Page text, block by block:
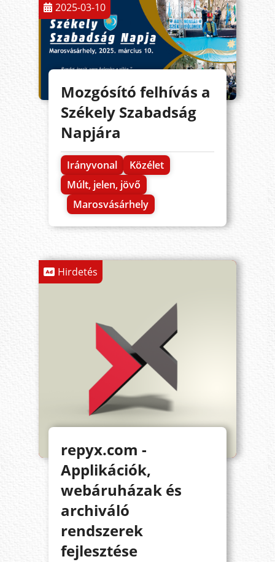
2025-03-10
Mozgósító felhívás a
Székely Szabadság
Napjára
Irányvonal
Közélet
Múlt, jelen, jövő
Marosvásárhely
Hirdetés
repyx.com -
Applikációk,
webáruházak és
archiváló
rendszerek
fejlesztése